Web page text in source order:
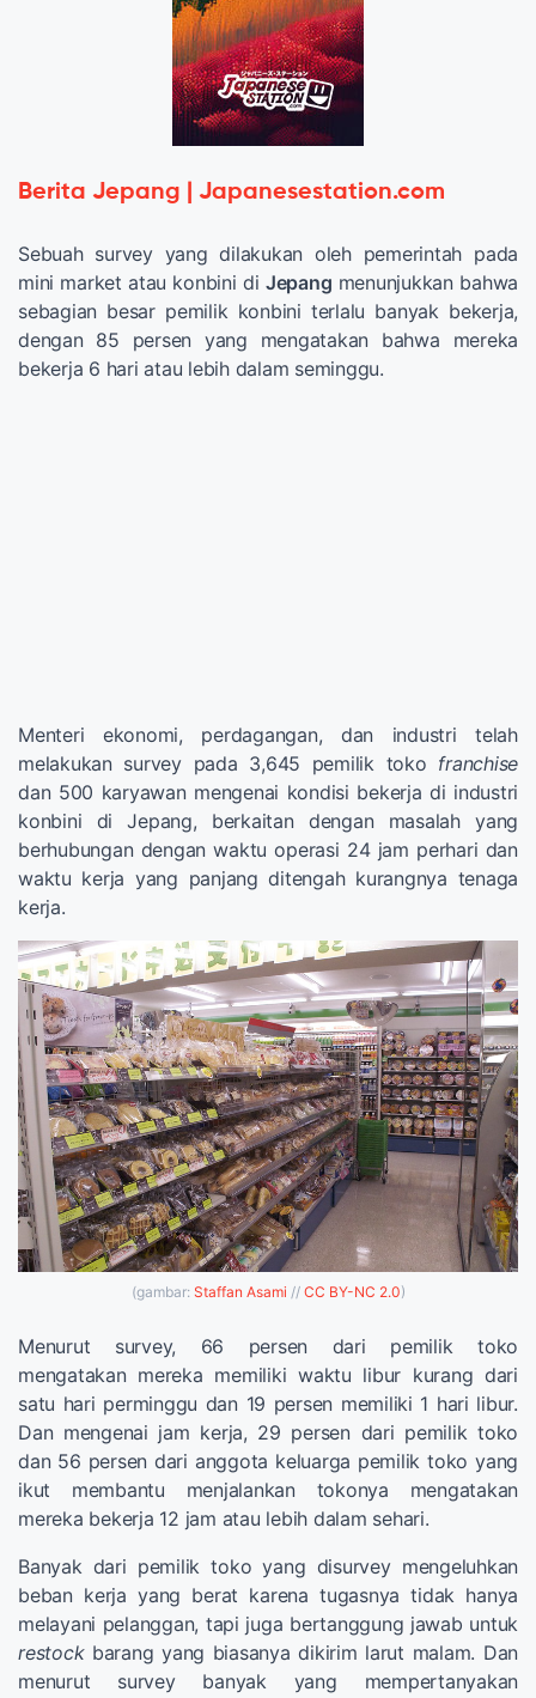
Berita Jepang | Japanesestation.com
Sebuah survey yang dilakukan oleh pemerintah pada
mini market atau konbini di Jepang menunjukkan bahwa
sebagian besar pemilik konbini terlalu banyak bekerja,
dengan 85 persen yang mengatakan bahwa mereka
bekerja 6 hari atau lebih dalam seminggu.
Menteri ekonomi, perdagangan, dan industri telah
melakukan survey pada 3,645 pemilik toko franchise
dan 500 karyawan mengenai kondisi bekerja di industri
konbini di Jepang, berkaitan dengan masalah yang
berhubungan dengan waktu operasi 24 jam perhari dan
waktu kerja yang panjang ditengah kurangnya tenaga
kerja.
(gambar: Staffan Asami // CC BY-NC 2.0)
Menurut survey, 66 persen dari pemilik toko
mengatakan mereka memiliki waktu libur kurang dari
satu hari perminggu dan 19 persen memiliki 1 hari libur.
Dan mengenai jam kerja, 29 persen dari pemilik toko
dan 56 persen dari anggota keluarga pemilik toko yang
ikut membantu menjalankan tokonya mengatakan
mereka bekerja 12 jam atau lebih dalam sehari.
Banyak dari pemilik toko yang disurvey mengeluhkan
beban kerja yang berat karena tugasnya tidak hanya
melayani pelanggan, tapi juga bertanggung jawab untuk
restockbarang yang biasanya dikirim larut malam. Dan
menurut survey banyak yang mempertanyakan